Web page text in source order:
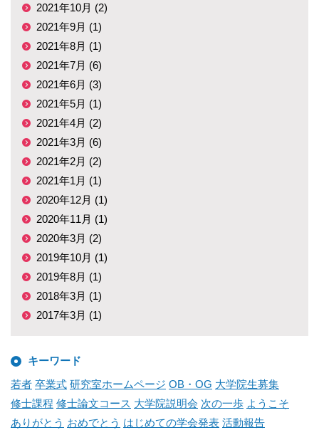
2021年10月 (2)
2021年9月 (1)
2021年8月 (1)
2021年7月 (6)
2021年6月 (3)
2021年5月 (1)
2021年4月 (2)
2021年3月 (6)
2021年2月 (2)
2021年1月 (1)
2020年12月 (1)
2020年11月 (1)
2020年3月 (2)
2019年10月 (1)
2019年8月 (1)
2018年3月 (1)
2017年3月 (1)
キーワード
若者 卒業式 研究室ホームページ OB・OG 大学院生募集
修士課程 修士論文コース 大学院説明会 次の一歩 ようこそ
ありがとう おめでとう はじめての学会発表 活動報告